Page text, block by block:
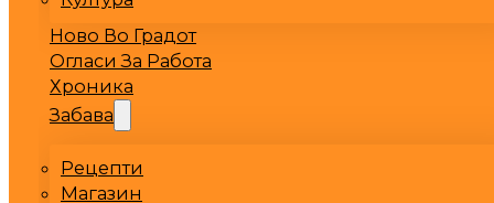
Ново Во Градот
Огласи За Работа
Хроника
Забава
Рецепти
Магазин